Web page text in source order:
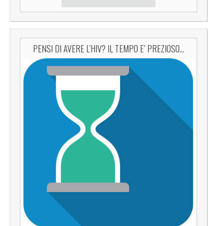
PENSI DI AVERE L’HIV? IL TEMPO E’ PREZIOSO…